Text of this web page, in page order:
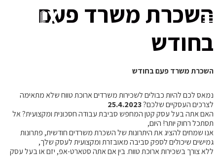
השכרת משרד פעם
בחודש
השכרת משרד פעם בחודש
נמאס לכם להיות כבולים לשכירות משרדים ארוכת טווח שלא מתאימה
לצרכים העסקיים שלכם?25.4.2023
האם אתה בעל עסק קטן המחפש סביבת עבודה חסכונית ומקצועית? אל
תסתכל רחוק יותר! היום,
אנו שמחים להציג את היתרונות של השכרת משרדים חודשית, פתרונות
גמישים שיכולים לספק סביבה מאובזרת ומקצועית לעסק שלך,
ללא צורך בשכירות ארוכת טווח. בין אם אתה סטארט-אפ, יזם או בעל עסק